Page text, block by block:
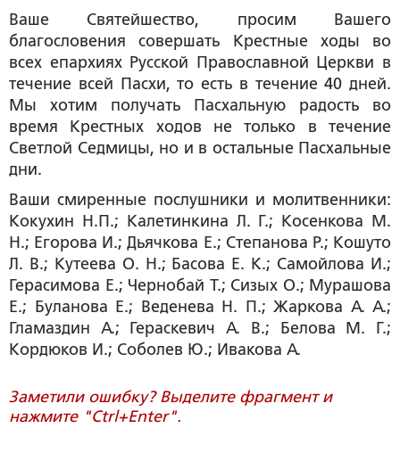
Ваше Святейшество, просим Вашего
благословения совершать Крестные ходы во
всех епархиях Русской Православной Церкви в
течение всей Пасхи, то есть в течение 40 дней.
Мы хотим получать Пасхальную радость во
время Крестных ходов не только в течение
Светлой Седмицы, но и в остальные Пасхальные
дни.
Ваши смиренные послушники и молитвенники:
Кокухин Н.П.; Калетинкина Л. Г.; Косенкова М.
Н.; Егорова И.; Дьячкова Е.; Степанова Р.; Кошуто
Л. В.; Кутеева О. Н.; Басова Е. К.; Самойлова И.;
Герасимова Е.; Чернобай Т.; Сизых О.; Мурашова
Е.; Буланова Е.; Веденева Н. П.; Жаркова А. А.;
Гламаздин А.; Гераскевич А. В.; Белова М. Г.;
Кордюков И.; Соболев Ю.; Ивакова А.
Заметили ошибку? Выделите фрагмент и
нажмите "Ctrl+Enter".